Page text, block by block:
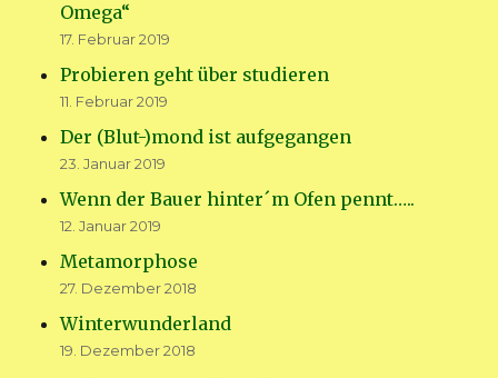
Omega“
17. Februar 2019
Probieren geht über studieren
11. Februar 2019
Der (Blut-)mond ist aufgegangen
23. Januar 2019
Wenn der Bauer hinter´m Ofen pennt…..
12. Januar 2019
Metamorphose
27. Dezember 2018
Winterwunderland
19. Dezember 2018